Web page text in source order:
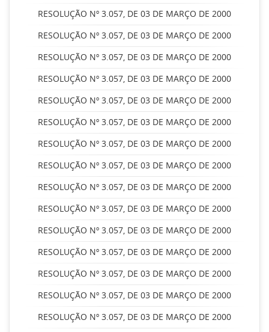
RESOLUÇÃO Nº 3.057, DE 03 DE MARÇO DE 2000
RESOLUÇÃO Nº 3.057, DE 03 DE MARÇO DE 2000
RESOLUÇÃO Nº 3.057, DE 03 DE MARÇO DE 2000
RESOLUÇÃO Nº 3.057, DE 03 DE MARÇO DE 2000
RESOLUÇÃO Nº 3.057, DE 03 DE MARÇO DE 2000
RESOLUÇÃO Nº 3.057, DE 03 DE MARÇO DE 2000
RESOLUÇÃO Nº 3.057, DE 03 DE MARÇO DE 2000
RESOLUÇÃO Nº 3.057, DE 03 DE MARÇO DE 2000
RESOLUÇÃO Nº 3.057, DE 03 DE MARÇO DE 2000
RESOLUÇÃO Nº 3.057, DE 03 DE MARÇO DE 2000
RESOLUÇÃO Nº 3.057, DE 03 DE MARÇO DE 2000
RESOLUÇÃO Nº 3.057, DE 03 DE MARÇO DE 2000
RESOLUÇÃO Nº 3.057, DE 03 DE MARÇO DE 2000
RESOLUÇÃO Nº 3.057, DE 03 DE MARÇO DE 2000
RESOLUÇÃO Nº 3.057, DE 03 DE MARÇO DE 2000